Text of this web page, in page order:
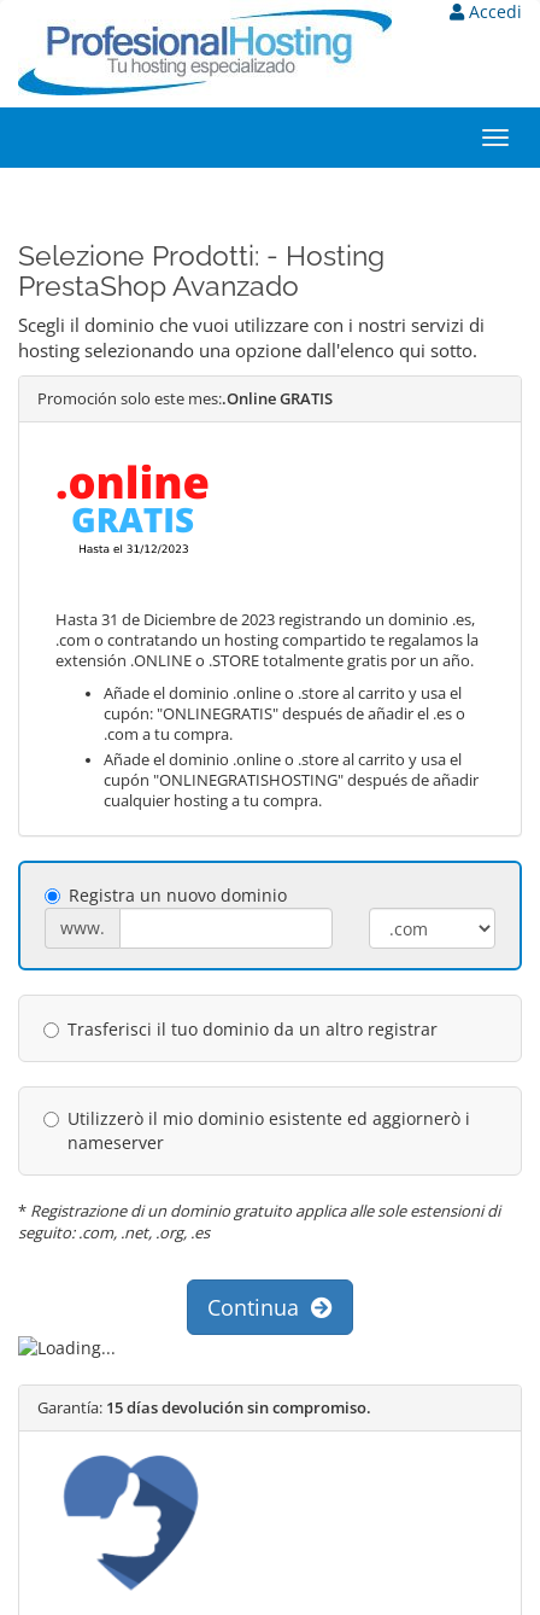
Accedi
Selezione Prodotti: - Hosting
PrestaShop Avanzado
Scegli il dominio che vuoi utilizzare con i nostri servizi di
hosting selezionando una opzione dall'elenco qui sotto.
Promoción solo este mes:.Online GRATIS
Hasta 31 de Diciembre de 2023 registrando un dominio .es,
.com o contratando un hosting compartido te regalamos la
extensión .ONLINE o .STORE totalmente gratis por un año.
Añade el dominio .online o .store al carrito y usa el
cupón: "ONLINEGRATIS" después de añadir el .es o
.com a tu compra.
Añade el dominio .online o .store al carrito y usa el
cupón "ONLINEGRATISHOSTING" después de añadir
cualquier hosting a tu compra.
Registra un nuovo dominio
www.
Trasferisci il tuo dominio da un altro registrar
Utilizzerò il mio dominio esistente ed aggiornerò i
nameserver
* Registrazione di un dominio gratuito applica alle sole estensioni di
seguito: .com, .net, .org, .es
Continua
Garantía: 15 días devolución sin compromiso.